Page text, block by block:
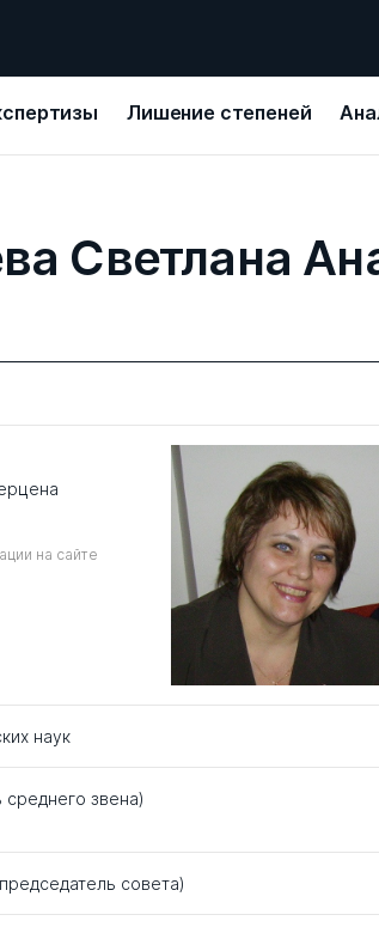
Лишение степеней
Светлана
на сайте
наук
среднего звена)
совета)